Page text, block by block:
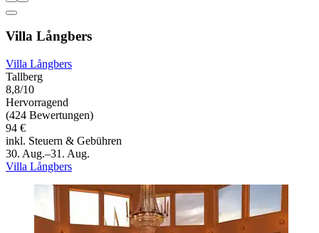
Villa Långbers
Villa Långbers
Tallberg
8,8/10
Hervorragend
(424 Bewertungen)
94 €
inkl. Steuern & Gebühren
30. Aug.–31. Aug.
Villa Långbers